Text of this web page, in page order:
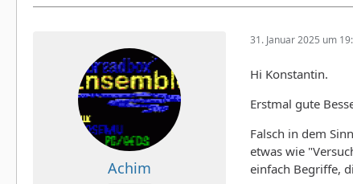
Achim
31. Januar 2025 um
Hi Konstantin.
Erstmal gute
Falsch in dem
etwas wie
einfach Begriffe,